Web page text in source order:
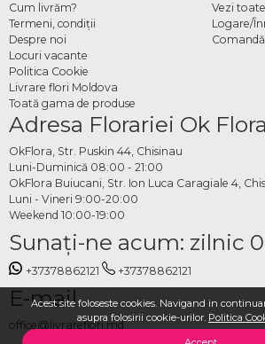
Acest site foloseste cookies. Navigand in
asupra folosirii cookie-urilor. Politica
Cum livrăm?
Termeni, condiţii
Despre noi
Locuri vacante
Politica Cookie
Livrare flori Moldova
Toată gama de produse
Vezi
Logare/
Adresa Florariei Ok Flora
OkFlora, Str. Puskin 44, Chisinau
Luni-Duminică 08:00 - 21:00
OkFlora Buiucani, Str. Ion Luca Caragiale 4,
Luni - Vineri 9:00-20:00
Weekend 10:00-19:00
Sunaţi-ne acum: zilnic
+37378862121 +37378862121
E-mail
office@livrareflori.md